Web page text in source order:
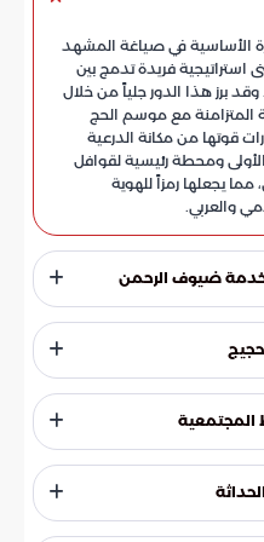
الأساسية في صياغة المشهد
استراتيجية فريدة تدمج بين
برز هذا الدور جلياً من خلال
المتزامنة مع موسم الحج
قوتها من مكانة الدرعية
ومحطة رئيسية لقوافل
يجعلها رمزاً للهوية
والعربي.
خدمة ضيوف الرحمن
السعودية الأصيلة في
المسارات التطوعية إلى
من خلال تقديم تجربة واقعية
ورعاية عابري السبيل
حيث تركزت
التي تعكس روح العطاء
المجتمعية
المتوارثة. وقد نجحت هذه
لكافة فئات المجتمع، مما